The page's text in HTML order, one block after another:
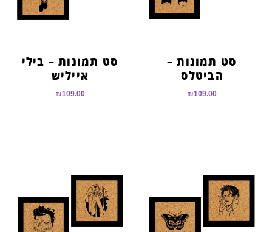
סט תמונות –
הביטלס
₪109.00
סט תמונות – בילי
אייליש
₪109.00